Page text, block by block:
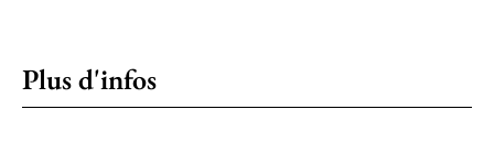
Plus d'infos